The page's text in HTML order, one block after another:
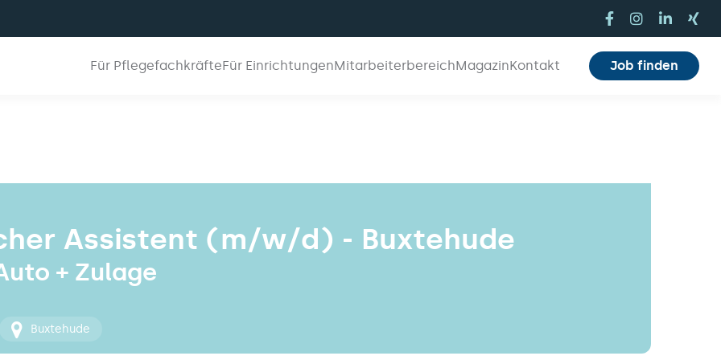
Für PflegefachkräfteFür EinrichtungenMitarbeiterbereichMagazinKontakt Job finden
Assistent (m/w/d) - Buxtehude
+ Zulage
Buxtehude